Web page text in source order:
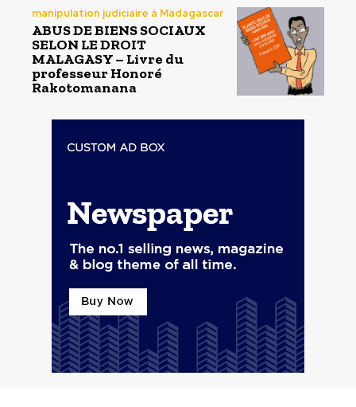
manipulation judiciaire à Madagascar
ABUS DE BIENS SOCIAUX
SELON LE DROIT
MALAGASY – Livre du
professeur Honoré
Rakotomanana